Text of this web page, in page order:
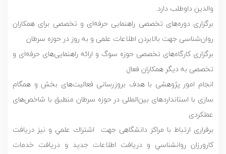
والدین داوطلب دارد.
برگزاری دوره‌های تخصصی راهنمایی حرفه‌ای و تخصصی برای همکاران
روان‌شناسی جهت بالابردن اطلاعات علمی و به روز در حوزه سرطان
برگزاری کارگاه‌های تخصصی حوزه سوگ و ارائه راهنمایی‌های حرفه‌ای و
تخصصی به دیگر همکاران فعال
انجام امور پژوهشی با هدف بروزرسانی فعالیت‌های بخش و همگام
سازی با استانداردهای بین‌‌المللی در حوزه سرطان منطبق با شاخص‌های
عملکردی
برقراری ارتباط با مراکز دانشگاهی جهت اشتراك علمي و نيز دريافت
كارورزان روانشناسي و دریافت اطلاعات جدید و دریافت خدمات